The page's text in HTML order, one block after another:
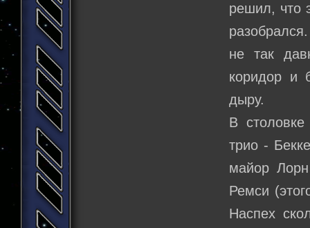
решил, что
не так
коридор и
дыру.
В
трио -
майор
Ремси
Наспех